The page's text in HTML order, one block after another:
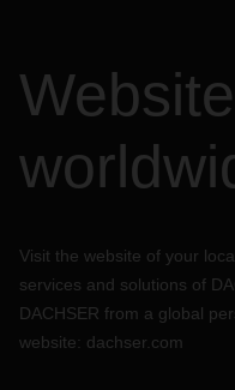
Visit the website of your
services and solutions of
DACHSER from a global
website: dachser.com